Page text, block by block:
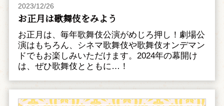
2023/12/26
お正月は歌舞伎をみよう
お正月は、毎年歌舞伎公演がめじろ押し！劇場公
演はもちろん、シネマ歌舞伎や歌舞伎オンデマン
ドでもお楽しみいただけます。2024年の幕開け
は、ぜひ歌舞伎とともに…！